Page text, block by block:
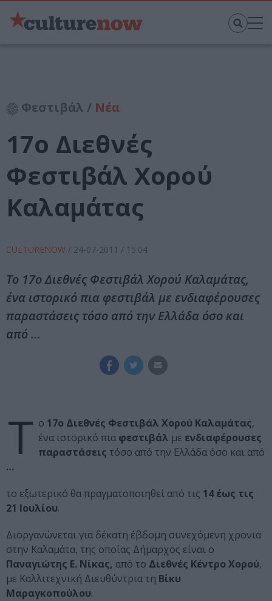
Φεστιβάλ / Νέα
17o Διεθνές
Φεστιβάλ Χορού
Καλαμάτας
CULTURENOW / 24-07-2011 / 15:04
Το 17ο Διεθνές Φεστιβάλ Χορού Καλαμάτας,
ένα ιστορικό πια φεστιβάλ με ενδιαφέρουσες
παραστάσεις τόσο από την Ελλάδα όσο και
από …
Τ ο 17ο Διεθνές Φεστιβάλ Χορού Καλαμάτας,
ένα ιστορικό πια φεστιβάλ με ενδιαφέρουσες
παραστάσεις τόσο από την Ελλάδα όσο και από
…
το εξωτερικό θα πραγματοποιηθεί από τις 14 έως τις
21 Ιουλίου.
Διοργανώνεται για δέκατη έβδομη συνεχόμενη χρονιά
στην Καλαμάτα, της οποίας Δήμαρχος είναι ο
Παναγιώτης Ε. Νίκας, από το Διεθνές Κέντρο Χορού,
με Καλλιτεχνική Διευθύντρια τη Βίκυ
Μαραγκοπούλου.